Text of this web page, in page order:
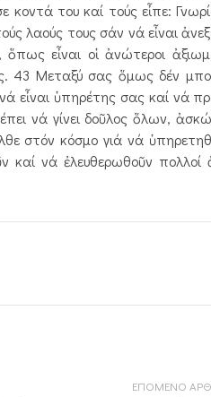
του καί τούς εἶπε:
λαούς τους σάν νά εἶναι
εἶναι οἱ ἀνώτεροι
43 Μεταξύ σας ὅμως δέν
εἶναι ὑπηρέτης σας καί νά
νά γίνει δοῦλος ὅλων,
στόν κόσμο γιά νά
καί νά ἐλευθερωθοῦν
ΕΠΟΜΕΝΟ